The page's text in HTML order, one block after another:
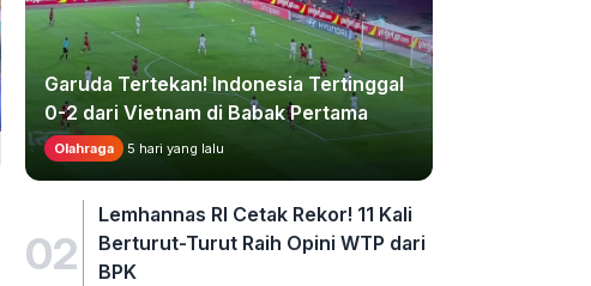
Garuda Tertekan! Indonesia Tertinggal
0-2 dari Vietnam di Babak Pertama
Olahraga 5 hari yang lalu
02
Lemhannas RI Cetak Rekor! 11 Kali
Berturut-Turut Raih Opini WTP dari
BPK